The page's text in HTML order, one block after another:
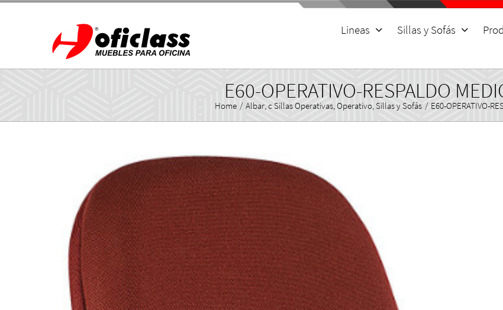
Skip for:
Lineas Sillas y Sofás
E60-OPERATIVO-RESPALDO
Home / Albar,c Sillas Operativas,Operativo, Sillas y Sofás / E60-OPERATIVO-